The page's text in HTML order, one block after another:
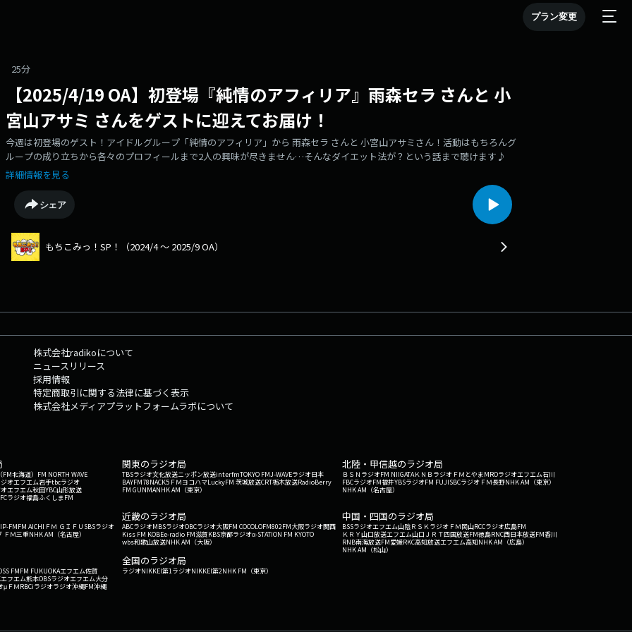
プラン変更
25分
【2025/4/19 OA】初登場『純情のアフィリア』雨森セラ さんと 小
宮山アサミ さんをゲストに迎えてお届け！
今週は初登場のゲスト！アイドルグループ「純情のアフィリア」から 雨森セラ さんと 小宮山アサミさん！活動はもちろんグ
ループの成り立ちから各々のプロフィールまで2人の興味が尽きません…そんなダイエット法が？という話まで聴けます♪
詳細情報を見る
シェア
もちこみっ！SP！（2024/4 〜 2025/9 OA）
株式会社radikoについて
ニュースリリース
採用情報
特定商取引に関する法律に基づく表示
株式会社メディアプラットフォームラボについて
北海道） FM NORTH WAVE
オエフエム岩手tbcラジオ
エフエム秋田YBC山形放送
ラジオ福島ふくしまFM
関東のラジオ局
TBSラジオ文化放送ニッポン放送interfmTOKYO FMJ-WAVEラジオ日本
BAYFM78NACK5 ＦＭヨコハマLuckyFM 茨城放送CRT栃木放送RadioBerry
FM GUNMANHK AM（東京）
北陸・甲信越のラジオ局
ＢＳＮラジオFM NIIGATAＫＮＢラジオ ＦＭとやまMROラジオエフエム石川
FBCラジオFM福井YBSラジオFM FUJISBCラジオ ＦＭ長野NHK AM（東京）
NHK AM（名古屋）
FMFM AICHI ＦＭ ＧＩＦＵ SBSラジオ
ＦＭ三重NHK AM（名古屋）
近畿のラジオ局
ABCラジオMBSラジオOBCラジオ大阪FM COCOLOFM802FM大阪ラジオ関西
Kiss FM KOBEe-radio FM滋賀KBS京都ラジオα-STATION FM KYOTO
wbs和歌山放送NHK AM（大阪）
中国・四国のラジオ局
BSSラジオエフエム山陰ＲＳＫラジオ ＦＭ岡山RCCラジオ広島FM
ＫＲＹ山口放送エフエム山口 ＪＲＴ四国放送FM徳島RNC西日本放送FM香川
RNB南海放送FM愛媛RKC高知放送エフエム高知NHK AM（広島）
NHK AM（松山）
FMFM FUKUOKAエフエム佐賀
フエム熊本OBSラジオエフエム大分
μＦＭRBCiラジオラジオ沖縄FM沖縄
全国のラジオ局
ラジオNIKKEI第1ラジオNIKKEI第2NHK FM（東京）